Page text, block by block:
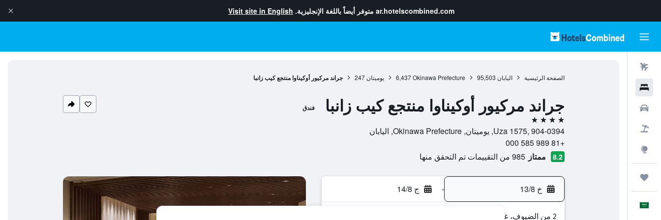
ar.hotelscombined.com متوفر أيضاً باللغة الإنجليزية. Visit site in English
الصفحة الرئيسية اليابان 95,503
Okinawa Prefecture
6,437 يوميتان 247 جراند مركيور أوكيناوا منتجع كيب زانبا
جراند مركيور أوكيناوا منتجع كيب زانبا فندق
4 نجوم
Uza 1575, 904-0394, يوميتان, Okinawa Prefecture, اليابان
+81 989 585 000
8.2 ممتاز 985 من التقييمات تم التحقق منها
خ 13/8 - ج 14/8
2 من الضيوف، غرفة واحدة